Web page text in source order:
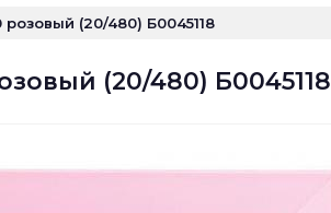
(20/480) Б0045118
(20/480) Б0045118